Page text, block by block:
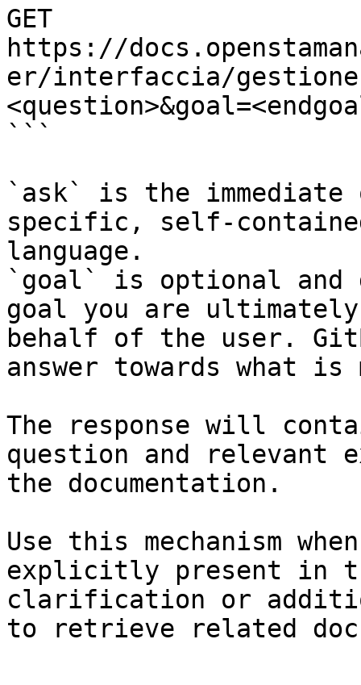
GET
https://
er/interfaccia/gestione-
```
`ask` is the
specific, self-
language.
`goal` is optional and
goal you are
behalf of the user.
answer towards what
The response will
question and relevant
the documentation.
Use this mechanism
explicitly present in
clarification or